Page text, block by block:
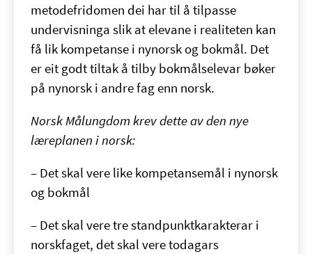
metodefridomen dei har til å tilpasse
undervisninga slik at elevane i realiteten kan
få lik kompetanse i nynorsk og bokmål. Det
er eit godt tiltak å tilby bokmålselevar bøker
på nynorsk i andre fag enn norsk.
Norsk Målungdom krev dette av den nye
læreplanen i norsk:
– Det skal vere like kompetansemål i nynorsk
og bokmål
– Det skal vere tre standpunktkarakterar i
norskfaget, det skal vere todagars